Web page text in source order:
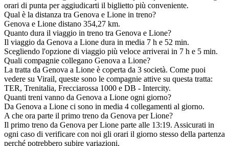
orari di punta per aggiudicarti il biglietto più conveniente.
Qual è la distanza tra Genova e Lione in treno?
Genova e Lione distano 354,27 km.
Quanto dura il viaggio in treno tra Genova e Lione?
Il viaggio da Genova a Lione dura in media 7 h e 52 min.
Scegliendo l'opzione di viaggio più veloce arriverai in 7 h e 5 min.
Quali compagnie collegano Genova a Lione?
La tratta da Genova a Lione è coperta da 3 società. Come puoi
vedere su Virail, queste sono le compagnie attive su questa tratta:
TER, Trenitalia, Frecciarossa 1000 e DB - Intercity.
Quanti treni vanno da Genova a Lione ogni giorno?
Da Genova a Lione ci sono in media 4 collegamenti al giorno.
A che ora parte il primo treno da Genova per Lione?
Il primo treno da Genova per Lione parte alle 13:19. Assicurati in
ogni caso di verificare con noi gli orari il giorno stesso della partenza
perché potrebbero subire variazioni.